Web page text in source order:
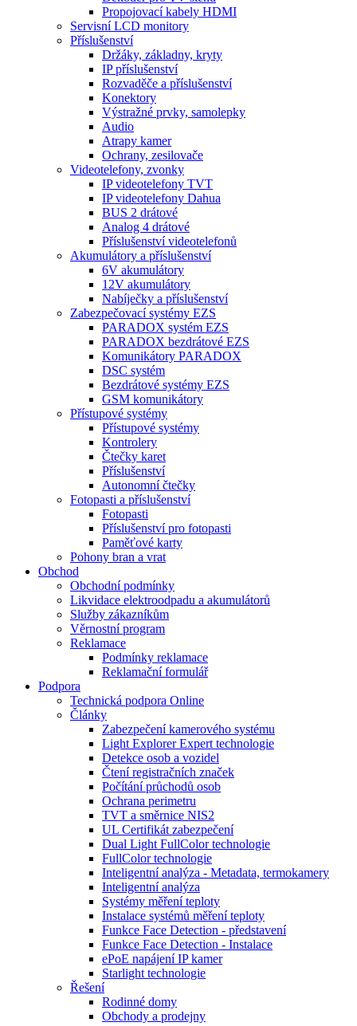
Propojovací kabely HDMI
Servisní LCD monitory
Příslušenství
Držáky, základny, kryty
IP příslušenství
Rozvaděče a příslušenství
Konektory
Výstražné prvky, samolepky
Audio
Atrapy kamer
Ochrany, zesilovače
Videotelefony, zvonky
IP videotelefony TVT
IP videotelefony Dahua
BUS 2 drátové
Analog 4 drátové
Příslušenství videotelefonů
Akumulátory a příslušenství
6V akumulátory
12V akumulátory
Nabíječky a příslušenství
Zabezpečovací systémy EZS
PARADOX systém EZS
PARADOX bezdrátové EZS
Komunikátory PARADOX
DSC systém
Bezdrátové systémy EZS
GSM komunikátory
Přístupové systémy
Přístupové systémy
Kontrolery
Čtečky karet
Příslušenství
Autonomní čtečky
Fotopasti a příslušenství
Fotopasti
Příslušenství pro fotopasti
Paměťové karty
Pohony bran a vrat
Obchod
Obchodní podmínky
Likvidace elektroodpadu a akumulátorů
Služby zákazníkům
Věrnostní program
Reklamace
Podmínky reklamace
Reklamační formulář
Podpora
Technická podpora Online
Články
Zabezpečení kamerového systému
Light Explorer Expert technologie
Detekce osob a vozidel
Čtení registračních značek
Počítání průchodů osob
Ochrana perimetru
TVT a směrnice NIS2
UL Certifikát zabezpečení
Dual Light FullColor technologie
FullColor technologie
Inteligentní analýza - Metadata, termokamery
Inteligentní analýza
Systémy měření teploty
Instalace systémů měření teploty
Funkce Face Detection - představení
Funkce Face Detection - Instalace
ePoE napájení IP kamer
Starlight technologie
Řešení
Rodinné domy
Obchody a prodejny